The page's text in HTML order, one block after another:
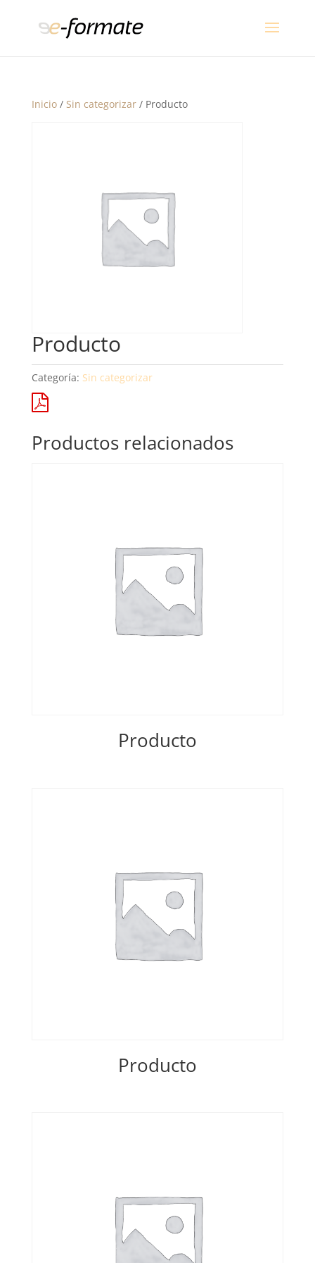
Inicio/ Sin categorizar/ Producto
Producto
Categoría: Sin categorizar
Productos relacionados
Producto
Producto